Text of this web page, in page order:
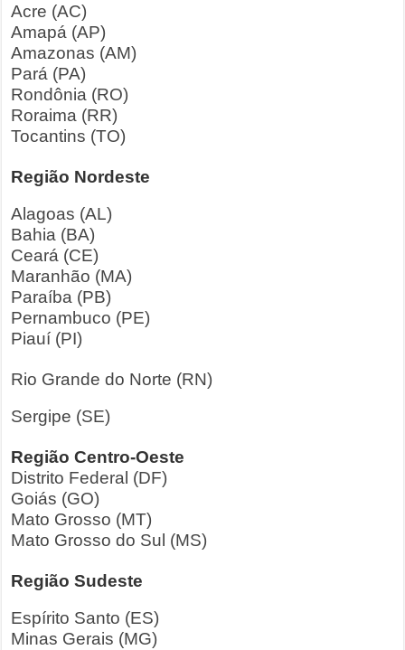
Acre (AC)
Amapá (AP)
Amazonas (AM)
Pará (PA)
Rondônia (RO)
Roraima (RR)
Tocantins (TO)
Região Nordeste
Alagoas (AL)
Bahia (BA)
Ceará (CE)
Maranhão (MA)
Paraíba (PB)
Pernambuco (PE)
Piauí (PI)
Rio Grande do Norte (RN)
Sergipe (SE)
Região Centro-Oeste
Distrito Federal (DF)
Goiás (GO)
Mato Grosso (MT)
Mato Grosso do Sul (MS)
Região Sudeste
Espírito Santo (ES)
Minas Gerais (MG)